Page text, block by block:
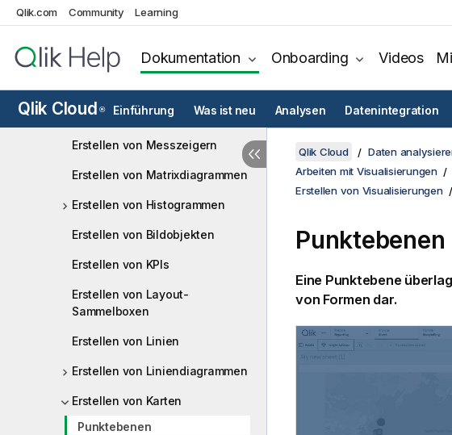
Qlik.com Community Learning
Dokumentation Onboarding Videos
Qlik Cloud ® Einführung Was ist neu Analysen Datenintegration
Erstellen von
Erstellen von Filterfenstern
Trichterdiagrammen
Erstellen von Messzeigern
Erstellen von Matrixdiagrammen
Erstellen von Histogrammen
Erstellen von Bildobjekten
Erstellen von KPIs
Erstellen von Layout-
Sammelboxen
Erstellen von Linien
Erstellen von Liniendiagrammen
Erstellen von Karten
Punktebenen
Qlik Cloud Daten
Arbeiten mit Visualisierungen
Erstellen von Visualisierungen
Punktebenen
Eine Punktebene
von Formen dar.